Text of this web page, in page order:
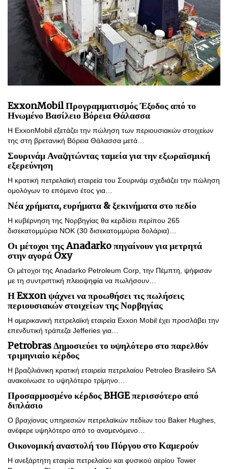
ExxonMobil Προγραμματισμός Έξοδος από το
Ηνωμένο Βασίλειο Βόρεια Θάλασσα
Η ExxonMobil εξετάζει την πώληση των περιουσιακών στοιχείων
της στη βρετανική Βόρεια Θάλασσα μετά…
Σουρινάμ Αναζητώντας ταμεία για την εξωραϊσμική
εξερεύνηση
Η κρατική πετρελαϊκή εταιρεία του Σουρινάμ σχεδιάζει την πώληση
ομολόγων το επόμενο έτος για…
Νέα χρήματα, ευρήματα & ξεκινήματα στο πεδίο
Η κυβέρνηση της Νορβηγίας θα κερδίσει περίπου 265
δισεκατομμύρια ΝΟΚ (30 δισεκατομμύρια δολάρια)…
Οι μέτοχοι της Anadarko πηγαίνουν για μετρητά
στην αγορά Oxy
Οι μέτοχοι της Anadarko Petroleum Corp, την Πέμπτη, ψήφισαν
με τη συντριπτική πλειοψηφία να πωλήσουν…
Η Exxon ψάχνει να προωθήσει τις πωλήσεις
περιουσιακών στοιχείων της Νορβηγίας
Η αμερικανική πετρελαϊκή εταιρεία Exxon Mobil έχει προσλάβει την
επενδυτική τράπεζα Jefferies για…
Petrobras Δημοσιεύει το υψηλότερο στο παρελθόν
τριμηνιαίο κέρδος
Η βραζιλιάνικη κρατική εταιρεία πετρελαίου Petroleo Brasileiro SA
ανακοίνωσε το υψηλότερο τρίμηνο…
Προσαρμοσμένο κέρδος BHGE περισσότερο από
διπλάσιο
Ο βραχίονας υπηρεσιών πετρελαϊκών πεδίων του Baker Hughes,
ανέφερε υψηλότερο από το αναμενόμενο…
Οικονομική αναστολή του Πύργου στο Καμερούν
Η ανεξάρτητη εταιρία πετρελαίου και φυσικού αερίου Tower